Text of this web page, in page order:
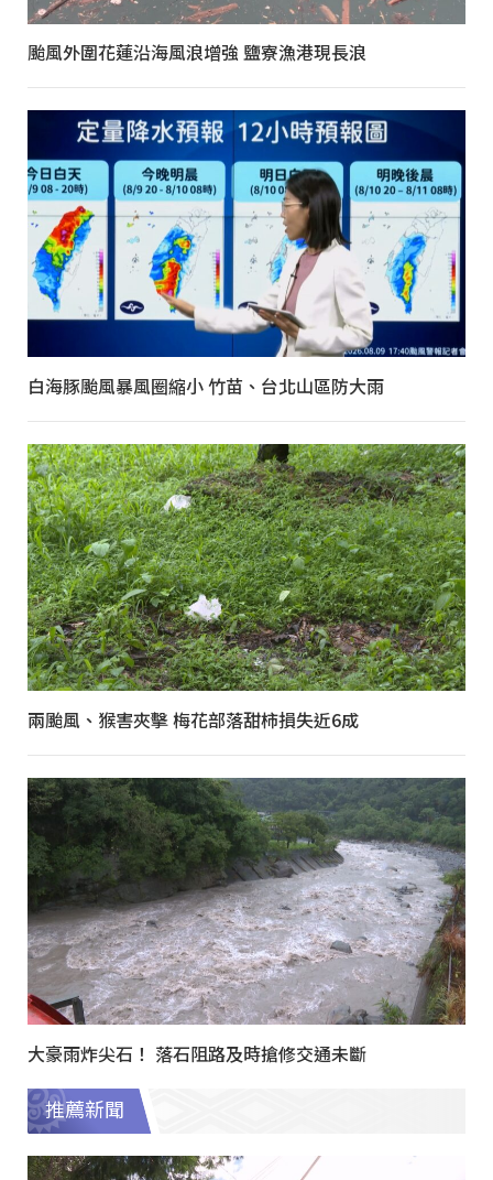
颱風外圍花蓮沿海風浪增強 鹽寮漁港現長浪
白海豚颱風暴風圈縮小 竹苗、台北山區防大雨
兩颱風、猴害夾擊 梅花部落甜柿損失近6成
大豪雨炸尖石！ 落石阻路及時搶修交通未斷
推薦新聞